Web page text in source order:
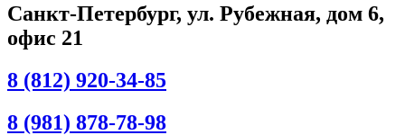
Санкт-Петербург, ул. Рубежная, дом 6,
офис 21
8 (812) 920-34-85
8 (981) 878-78-98